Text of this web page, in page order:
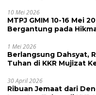
10 Mei 2026
MTPJ GMIM 10-16 Mei
Bergantung pada
1 Mei 2026
Berlangsung Dahsyat,
Tuhan di KKR Mujizat Kesembuhan ‘Waktunya Sudah
30 April 2026
Ribuan Jemaat dari